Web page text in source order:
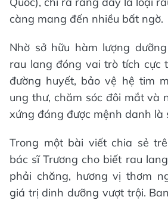
càng mang đến nhiều bất ngờ.
Nhờ sở hữu hàm lượng
rau lang đóng vai trò tích cực
đường huyết, bảo vệ hệ tim
ung thư, chăm sóc đôi mắt và
xứng đáng được mệnh danh là
Trong một bài viết chia sẻ
bác sĩ Trương cho biết rau
phải chăng, hương vị thơm
giá trị dinh dưỡng vượt trội.